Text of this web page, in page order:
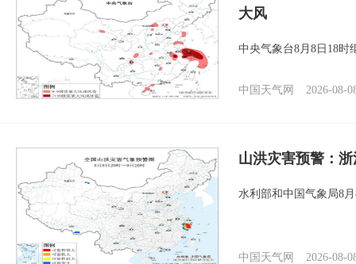
大风
中央气象台8月8日18时
中国天气网 2026-08-
山洪灾害预警：
水利部和中国气象局8
中国天气网 2026-08-